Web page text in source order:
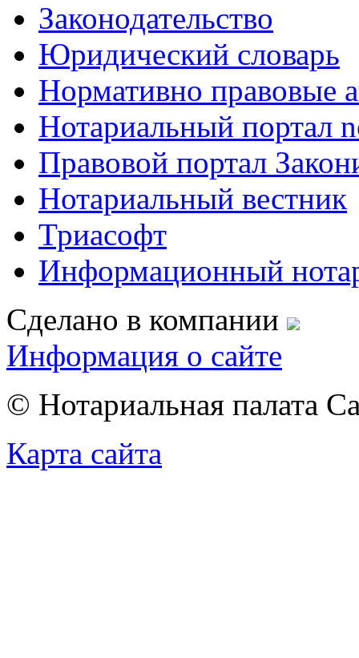
Законодательство
Юридический словарь
Нормативно правовые
Нотариальный портал
Правовой портал
Нотариальный вестник
Триасофт
Информационный
Сделано в компании
Информация о сайте
© Нотариальная палата
Карта сайта